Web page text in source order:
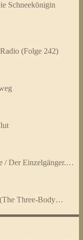
Schneekönigin
(Folge 242)
/ Der Einzelgänger.…
Three-Body…